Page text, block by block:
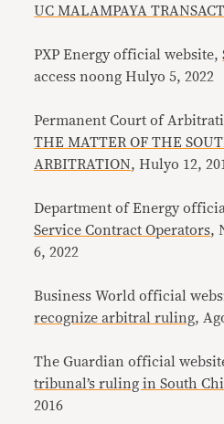
UC MALAMPAYA
PXP Energy official website,
access noong Hulyo 5, 2022
Permanent Court of
THE MATTER OF THE
ARBITRATION, Hulyo 12,
Department of Energy
Service Contract Operators,
6, 2022
Business World official
recognize arbitral ruling,
The Guardian official
tribunal’s ruling in South
2016